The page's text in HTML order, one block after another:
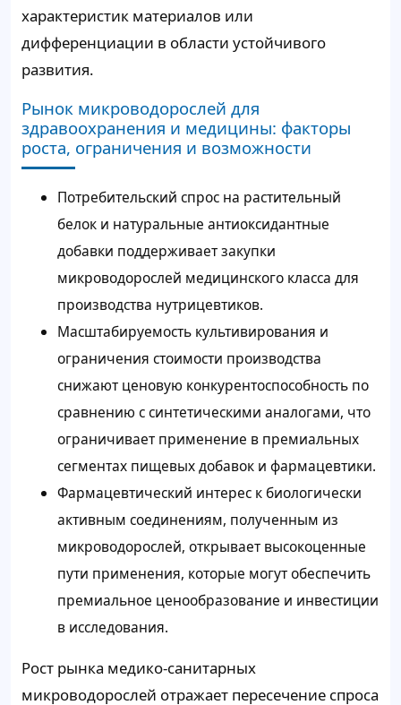
характеристик материалов или
дифференциации в области устойчивого
развития.
Рынок микроводорослей для
здравоохранения и медицины: факторы
роста, ограничения и возможности
Потребительский спрос на растительный
белок и натуральные антиоксидантные
добавки поддерживает закупки
микроводорослей медицинского класса для
производства нутрицевтиков.
Масштабируемость культивирования и
ограничения стоимости производства
снижают ценовую конкурентоспособность по
сравнению с синтетическими аналогами, что
ограничивает применение в премиальных
сегментах пищевых добавок и фармацевтики.
Фармацевтический интерес к биологически
активным соединениям, полученным из
микроводорослей, открывает высокоценные
пути применения, которые могут обеспечить
премиальное ценообразование и инвестиции
в исследования.
Рост рынка медико-санитарных
микроводорослей отражает пересечение спроса